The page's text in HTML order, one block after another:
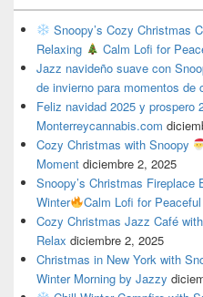
Snoopy’s Cozy Christmas
Relaxing
Calm Lofi for
Jazz navideño suave con
de invierno para momentos de
Feliz navidad 2025 y prospero
Monterreycannabis.com
Cozy Christmas with Snoopy
Moment diciembre 2, 2025
Snoopy’s Christmas Fireplace
Winter
Calm Lofi for
Cozy Christmas Jazz Café
Relax diciembre 2, 2025
Christmas in New York with
Winter Morning by Jazzy